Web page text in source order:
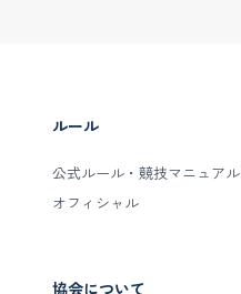
ルール
公式ルール・競技マニュアル
オフィシャル
協会について